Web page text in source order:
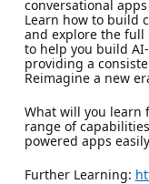
conversational
Learn how to build
and explore the
to help you build
providing a
Reimagine a new
What will you learn
range of
powered apps
Further Learning: